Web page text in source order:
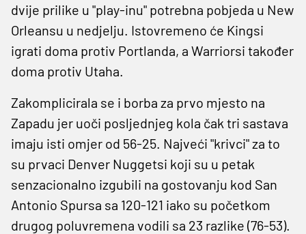
dvije prilike u "play-inu" potrebna pobjeda u New
Orleansu u nedjelju. Istovremeno će Kingsi
igrati doma protiv Portlanda, a Warriorsi također
doma protiv Utaha.
Zakomplicirala se i borba za prvo mjesto na
Zapadu jer uoči posljednjeg kola čak tri sastava
imaju isti omjer od 56-25. Najveći "krivci" za to
su prvaci Denver Nuggetsi koji su u petak
senzacionalno izgubili na gostovanju kod San
Antonio Spursa sa 120-121 iako su početkom
drugog poluvremena vodili sa 23 razlike (76-53).